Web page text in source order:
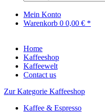
Mein Konto
Home
Kaffeeshop
Kaffeewelt